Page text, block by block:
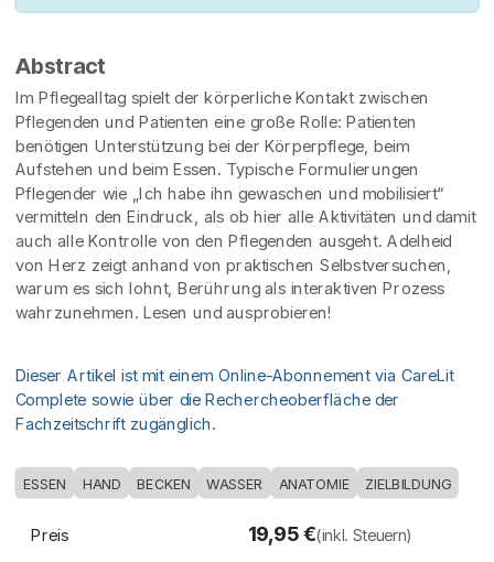
Abstract
Im Pflegealltag spielt der körperliche Kontakt zwischen
Pflegenden und Patienten eine große Rolle: Patienten
benötigen Unterstützung bei der Körperpflege, beim
Aufstehen und beim Essen. Typische Formulierungen
Pflegender wie „Ich habe ihn gewaschen und mobilisiert“
vermitteln den Eindruck, als ob hier alle Aktivitäten und damit
auch alle Kontrolle von den Pflegenden ausgeht. Adelheid
von Herz zeigt anhand von praktischen Selbstversuchen,
warum es sich lohnt, Berührung als interaktiven Prozess
wahrzunehmen. Lesen und ausprobieren!
Dieser Artikel ist mit einem Online-Abonnement via CareLit
Complete sowie über die Rechercheoberfläche der
Fachzeitschrift zugänglich.
ESSEN HAND BECKEN WASSER ANATOMIE ZIELBILDUNG
Preis 19,95€(inkl. Steuern)